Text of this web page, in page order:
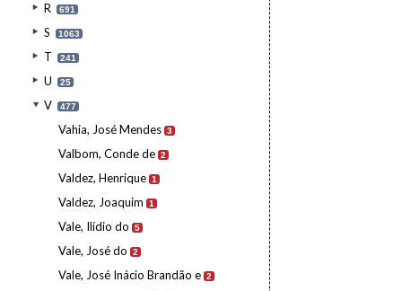
R 691
S 1063
T 241
U 25
V 477
Vahia, José Mendes 3
Valbom, Conde de 2
Valdez, Henrique 1
Valdez, Joaquim 1
Vale, Ilídio do 5
Vale, José do 2
Vale, José Inácio Brandão e 2